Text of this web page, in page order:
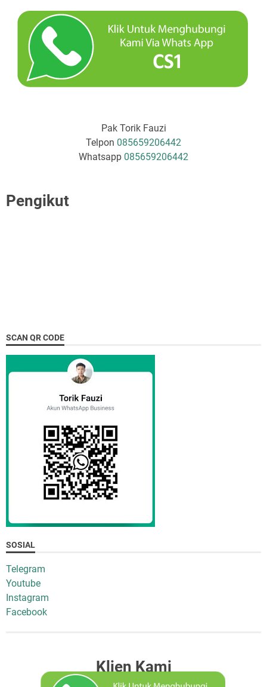
Pak Torik Fauzi
Telpon 085659206442
Whatsapp 085659206442
Pengikut
SCAN QR CODE
SOSIAL
Telegram
Youtube
Instagram
Facebook
Klien Kami